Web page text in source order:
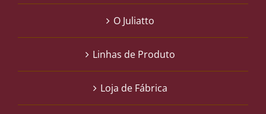
O Juliatto
Linhas de Produto
Loja de Fábrica